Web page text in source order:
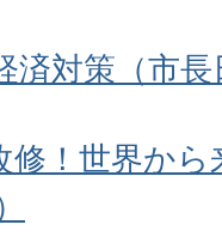
済対策（市長
修！世界か